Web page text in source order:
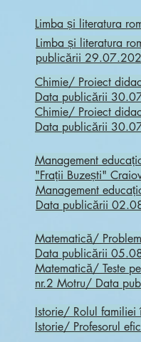
Limba și literatura
Limba și literatura
publicării
Chimie/ Proiect
Data publicării
Chimie/ Proiect
Data publicării
Management
"Frații Buzești"
Management
Data publicării
Matematică/
Data publicării
Matematică/ Teste
nr.2 Motru/ Data
Istorie/ Rolul
Istorie/ Profesorul